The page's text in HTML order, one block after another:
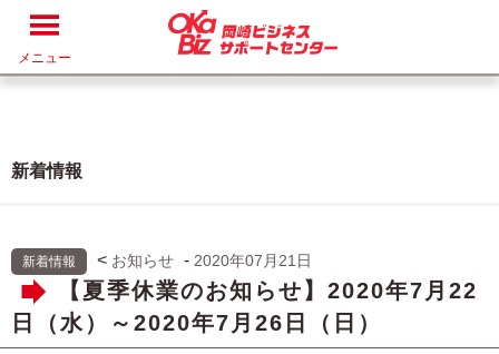
メニュー
新着情報
新着情報 < お知らせ - 2020年07月21日
【夏季休業のお知らせ】2020年7月22
日（水）～2020年7月26日（日）